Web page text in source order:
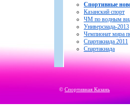
Спортивные
Казанский спорт
ЧМ по водным
Универсиада-2013
Чемпионат мира
Спартакиада 2011
Спартакиада
© Спортивная Казань